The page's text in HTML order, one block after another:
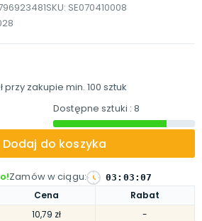
SKU: SE070410008
Cena
Rabat
10,79 zł
-
przy zakupie min. 100 sztuk
Dostępne sztuki : 8
Dodaj do koszyka
Zamów w ciągu: 03 : 03 :06